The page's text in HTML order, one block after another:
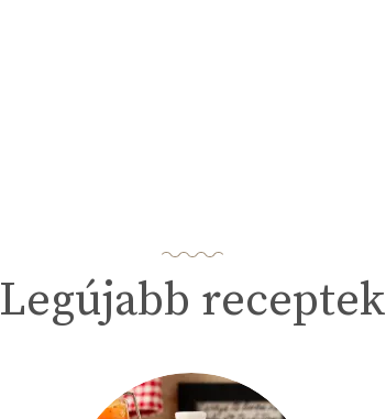
Legújabb receptek